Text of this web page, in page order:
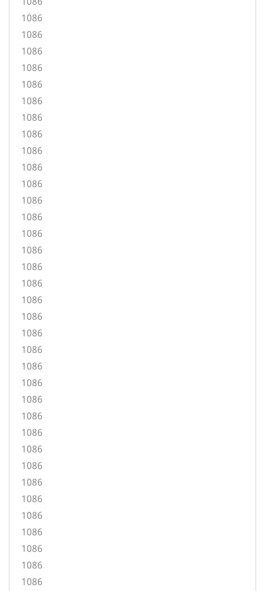
1086
1086
1086
1086
1086
1086
1086
1086
1086
1086
1086
1086
1086
1086
1086
1086
1086
1086
1086
1086
1086
1086
1086
1086
1086
1086
1086
1086
1086
1086
1086
1086
1086
1086
1086